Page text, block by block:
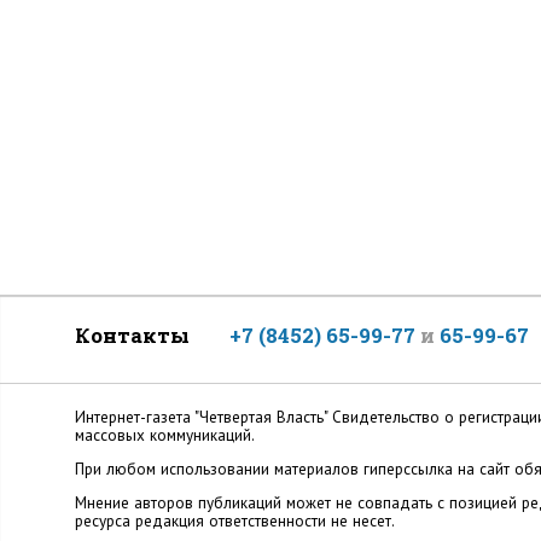
Контакты +7 (8452) 65-99-77 и 65-99-67
Интернет-газета "Четвертая Власть" Cвидетельство о
массовых коммуникаций.
При любом использовании материалов гиперссылка на сайт
Мнение авторов публикаций может не совпадать с позицией
ресурса редакция ответственности не несет.